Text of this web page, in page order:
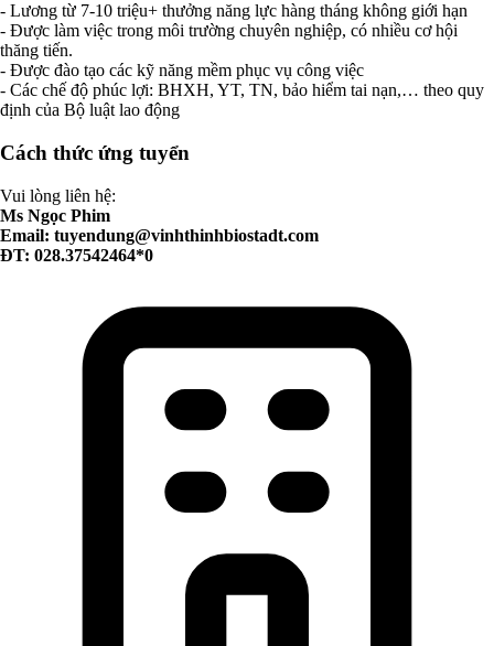
- Lương từ 7-10 triệu+ thưởng năng lực hàng tháng không giới hạn
- Được làm việc trong môi trường chuyên nghiệp, có nhiều cơ hội
thăng tiến.
- Được đào tạo các kỹ năng mềm phục vụ công việc
- Các chế độ phúc lợi: BHXH, YT, TN, bảo hiểm tai nạn,… theo quy
định của Bộ luật lao động
Cách thức ứng tuyển
Vui lòng liên hệ:
Ms Ngọc Phim
Email: tuyendung@vinhthinhbiostadt.com
ĐT: 028.37542464*0